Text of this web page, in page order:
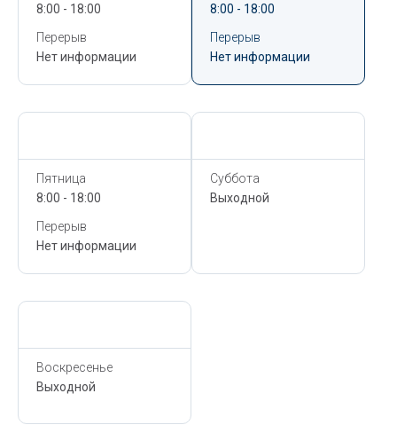
8:00 - 18:00
Перерыв
Нет информации
8:00 - 18:00
Перерыв
Нет информации
Пятница
8:00 - 18:00
Перерыв
Нет информации
Суббота
Выходной
Воскресенье
Выходной